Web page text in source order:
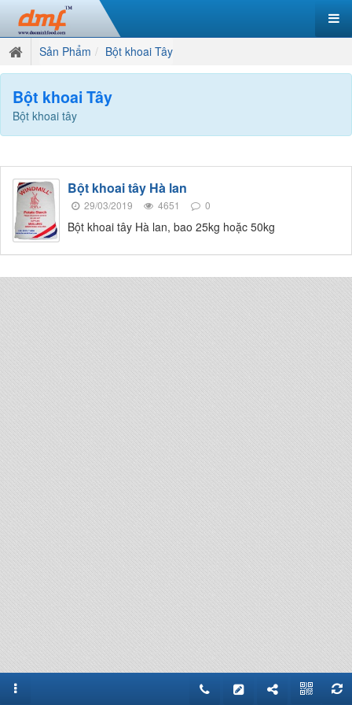
Sản Phẩm Bột khoai Tây
Bột khoai Tây
Bột khoai tây
Bột khoai tây Hà lan
29/03/2019 4651 0
Bột khoai tây Hà lan, bao 25kg hoặc 50kg